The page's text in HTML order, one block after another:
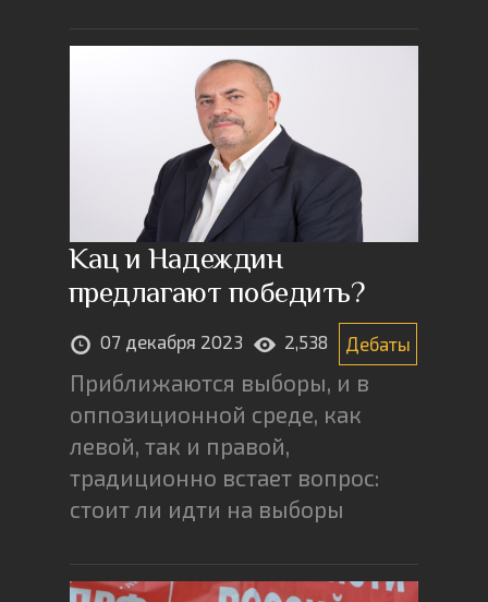
Кац и Надеждин
предлагают победить?
07 декабря 2023 2,538 Дебаты
Приближаются выборы, и в
оппозиционной среде, как
левой, так и правой,
традиционно встает вопрос:
стоит ли идти на выборы